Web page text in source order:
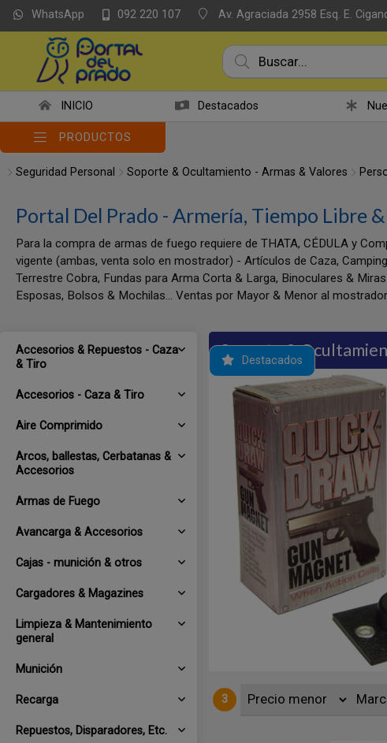
WhatsApp 092 220 107 Av. Agraciada 2958 Esq. E.
INICIO Destacados
PRODUCTOS
Seguridad Personal Soporte & Ocultamiento - Armas & Valores
Portal Del Prado - Armería, Tiempo Libre
Para la compra de armas de fuego requiere de THATA, CÉDULA y
vigente (ambas, venta solo en mostrador) - Artículos de Caza,
Terrestre Cobra, Fundas para Arma Corta & Larga, Binoculares &
Esposas, Bolsos & Mochilas... Ventas por Mayor & Menor al
Accesorios & Repuestos - Caza
& Tiro
Accesorios - Caza & Tiro
Aire Comprimido
Arcos, ballestas, Cerbatanas &
Accesorios
Armas de Fuego
Avancarga & Accesorios
Cajas - munición & otros
Cargadores & Magazines
Limpieza & Mantenimiento
general
Munición
Recarga
Repuestos, Disparadores, Etc.
Soporte &
Destacados
usar debajo del colchón.
3